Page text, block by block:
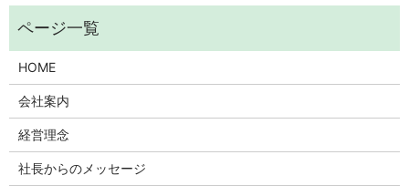
HOME
会社案内
経営理念
社長からのメッセージ